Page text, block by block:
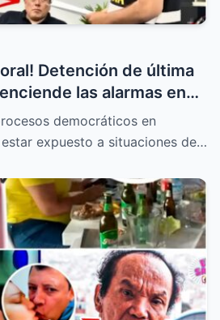
Detención de última
las alarmas en
votación
democráticos en
expuesto a situaciones de…